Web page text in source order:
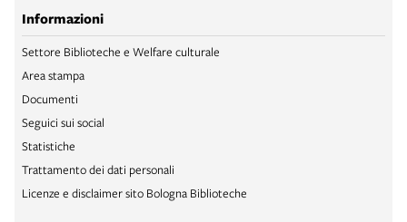
Informazioni
Settore Biblioteche e Welfare culturale
Area stampa
Documenti
Seguici sui social
Statistiche
Trattamento dei dati personali
Licenze e disclaimer sito Bologna Biblioteche